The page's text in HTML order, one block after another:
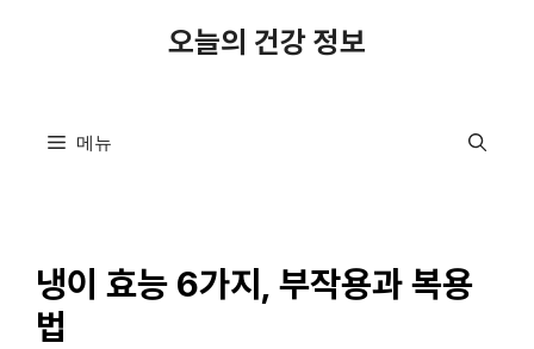
오늘의 건강 정보
메뉴
냉이 효능 6가지, 부작용과 복용
법